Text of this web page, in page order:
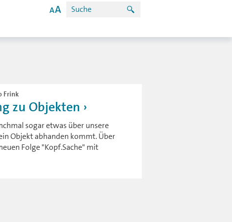
Frink
zu Objekten
sogar etwas über unsere
Objekt abhanden kommt. Über
Folge "Kopf.Sache" mit